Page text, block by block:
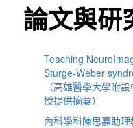
論文與研
Teaching
Sturge-Weber
（高雄醫學大學附
授提供摘要）
內科學科陳思嘉助